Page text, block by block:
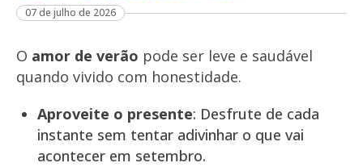
07 de julho de 2026
O amor de verão pode ser leve e saudável
quando vivido com honestidade.
Aproveite o presente: Desfrute de cada
instante sem tentar adivinhar o que vai
acontecer em setembro.